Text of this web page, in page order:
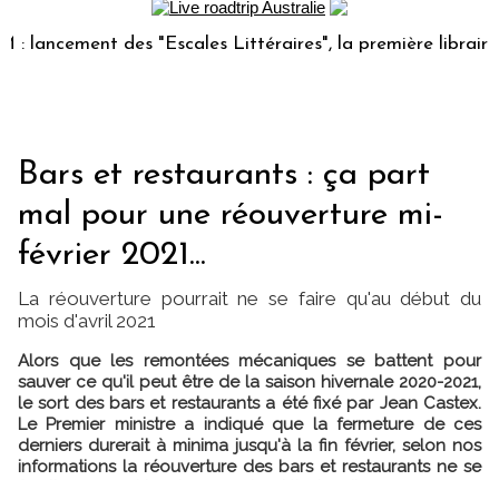
des "Escales Littéraires", la première librairie du
Bars et restaurants : ça part
mal pour une réouverture mi-
février 2021...
La réouverture pourrait ne se faire qu'au début du
mois d'avril 2021
Alors que les remontées mécaniques se battent pour
sauver ce qu'il peut être de la saison hivernale 2020-2021,
le sort des bars et restaurants a été fixé par Jean Castex.
Le Premier ministre a indiqué que la fermeture de ces
derniers durerait à minima jusqu'à la fin février, selon nos
informations la réouverture des bars et restaurants ne se